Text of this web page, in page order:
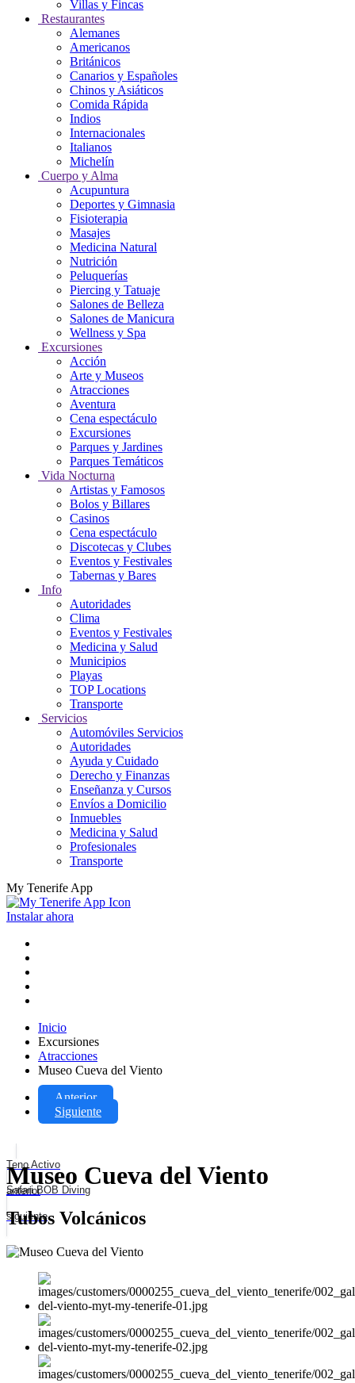
Villas y Fincas
Restaurantes
Alemanes
Americanos
Británicos
Canarios y Españoles
Chinos y Asiáticos
Comida Rápida
Indios
Internacionales
Italianos
Michelín
Cuerpo y Alma
Acupuntura
Deportes y Gimnasia
Fisioterapia
Masajes
Medicina Natural
Nutrición
Peluquerías
Piercing y Tatuaje
Salones de Belleza
Salones de Manicura
Wellness y Spa
Excursiones
Acción
Arte y Museos
Atracciones
Aventura
Cena espectáculo
Excursiones
Parques y Jardines
Parques Temáticos
Vida Nocturna
Artistas y Famosos
Bolos y Billares
Casinos
Cena espectáculo
Discotecas y Clubes
Eventos y Festivales
Tabernas y Bares
Info
Autoridades
Clima
Eventos y Festivales
Medicina y Salud
Municipios
Playas
TOP Locations
Transporte
Servicios
Automóviles Servicios
Autoridades
Ayuda y Cuidado
Derecho y Finanzas
Enseñanza y Cursos
Envíos a Domicilio
Inmuebles
Medicina y Salud
Profesionales
Transporte
My Tenerife App
Instalar ahora
Inicio
Excursiones
Atracciones
Museo Cueva del Viento
Anterior
Siguiente
Teno Activo
anterior
Safari BOB Diving
siguiente
Museo Cueva del Viento
Tubos Volcánicos